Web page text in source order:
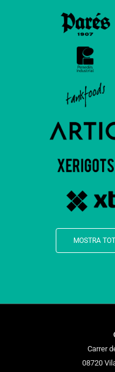
MOSTRA
Carrer
08720